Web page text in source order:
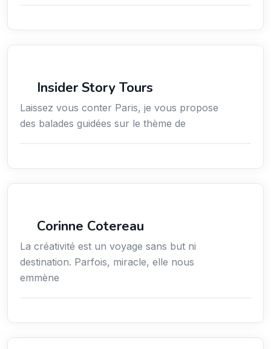
Insider Story Tours
Laissez vous conter Paris, je vous propose
des balades guidées sur le thème de
Corinne Cotereau
La créativité est un voyage sans but ni
destination. Parfois, miracle, elle nous
emmène